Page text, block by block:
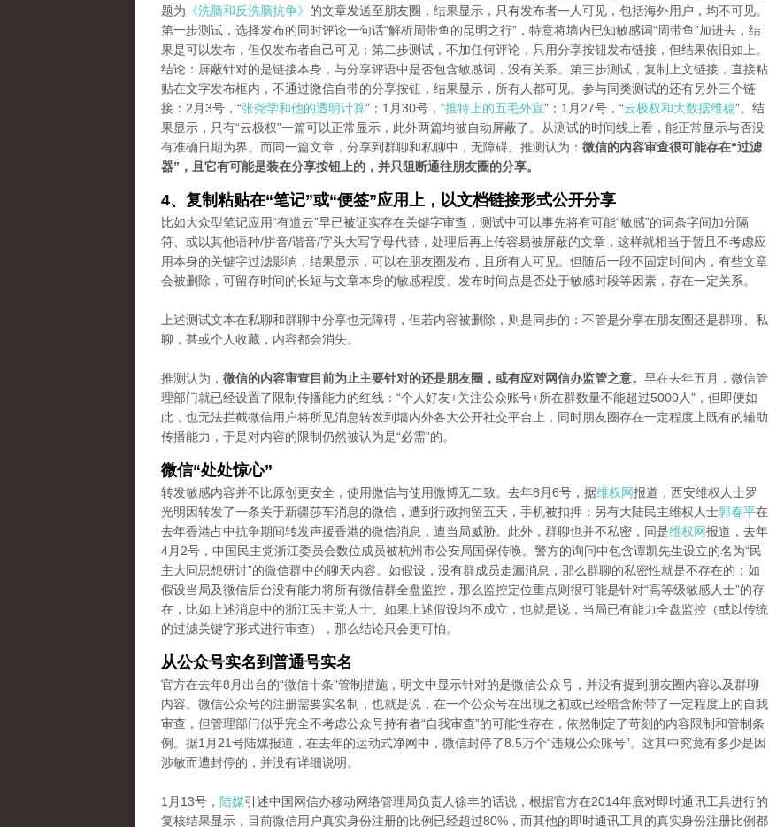
题为 《洗脑和反洗脑抗争》 的文章发送至朋友圈，结果显示，只有发布者一人可见，包括海外用户，均不可见。
第一步测试，选择发布的同时评论一句话“解析周带鱼的昆明之行”，特意将墙内已知敏感词“周带鱼”加进去，结
果是可以发布，但仅发布者自己可见；第二步测试，不加任何评论，只用分享按钮发布链接，但结果依旧如上。
结论：屏蔽针对的是链接本身，与分享评语中是否包含敏感词，没有关系。第三步测试，复制上文链接，直接粘
贴在文字发布框内，不通过微信自带的分享按钮，结果显示，所有人都可见。参与同类测试的还有另外三个链
接：2月3号，“张尧学和他的透明计算”；1月30号， “推特上的五毛外宣”；1月27号，“云极权和大数据维稳”。结
果显示，只有“云极权”一篇可以正常显示，此外两篇均被自动屏蔽了。从测试的时间线上看，能正常显示与否没
有准确日期为界。而同一篇文章，分享到群聊和私聊中，无障碍。推测认为： 微信的内容审查很可能存在“过滤
器”，且它有可能是装在分享按钮上的，并只阻断通往朋友圈的分享。
4、复制粘贴在“笔记”或“便签”应用上，以文档链接形式公开分享
比如大众型笔记应用“有道云”早已被证实存在关键字审查，测试中可以事先将有可能“敏感”的词条字间加分隔
符、或以其他语种/拼音/谐音/字头大写字母代替，处理后再上传容易被屏蔽的文章，这样就相当于暂且不考虑应
用本身的关键字过滤影响，结果显示，可以在朋友圈发布，且所有人可见。但随后一段不固定时间内，有些文章
会被删除，可留存时间的长短与文章本身的敏感程度、发布时间点是否处于敏感时段等因素，存在一定关系。
上述测试文本在私聊和群聊中分享也无障碍，但若内容被删除，则是同步的：不管是分享在朋友圈还是群聊、私
聊，甚或个人收藏，内容都会消失。
推测认为， 微信的内容审查目前为止主要针对的还是朋友圈，或有应对网信办监管之意。 早在去年五月，微信管
理部门就已经设置了限制传播能力的红线：“个人好友+关注公众账号+所在群数量不能超过5000人”，但即便如
此，也无法拦截微信用户将所见消息转发到墙内外各大公开社交平台上，同时朋友圈存在一定程度上既有的辅助
传播能力，于是对内容的限制仍然被认为是“必需”的。
微信“处处惊心”
转发敏感内容并不比原创更安全，使用微信与使用微博无二致。去年8月6号，据维权网报道，西安维权人士罗
光明因转发了一条关于新疆莎车消息的微信，遭到行政拘留五天，手机被扣押；另有大陆民主维权人士郭春平在
去年香港占中抗争期间转发声援香港的微信消息，遭当局威胁。此外，群聊也并不私密，同是维权网报道，去年
4月2号，中国民主党浙江委员会数位成员被杭州市公安局国保传唤。警方的询问中包含谭凯先生设立的名为“民
主大同思想研讨”的微信群中的聊天内容。如假设，没有群成员走漏消息，那么群聊的私密性就是不存在的；如
假设当局及微信后台没有能力将所有微信群全盘监控，那么监控定位重点则很可能是针对“高等级敏感人士”的存
在，比如上述消息中的浙江民主党人士。如果上述假设均不成立，也就是说，当局已有能力全盘监控（或以传统
的过滤关键字形式进行审查），那么结论只会更可怕。
从公众号实名到普通号实名
官方在去年8月出台的“微信十条”管制措施，明文中显示针对的是微信公众号，并没有提到朋友圈内容以及群聊
内容。微信公众号的注册需要实名制，也就是说，在一个公众号在出现之初或已经暗含附带了一定程度上的自我
审查，但管理部门似乎完全不考虑公众号持有者“自我审查”的可能性存在，依然制定了苛刻的内容限制和管制条
例。据1月21号陆媒报道，在去年的运动式净网中，微信封停了8.5万个“违规公众账号”。这其中究竟有多少是因
涉敏而遭封停的，并没有详细说明。
1月13号， 陆媒引述中国网信办移动网络管理局负责人徐丰的话说，根据官方在2014年底对即时通讯工具进行的
复核结果显示，目前微信用户真实身份注册的比例已经超过80%，而其他的即时通讯工具的真实身份注册比例都